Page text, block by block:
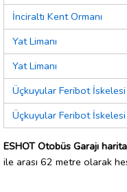
İnciraltı Kent Ormanı
Yat Limanı
Yat Limanı
Üçkuyular Feribot İskelesi
Üçkuyular Feribot İskelesi
ESHOT Otobüs Garajı
ile arası 62 metre olarak